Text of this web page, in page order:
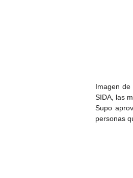
Imagen
SIDA, las
Supo
personas